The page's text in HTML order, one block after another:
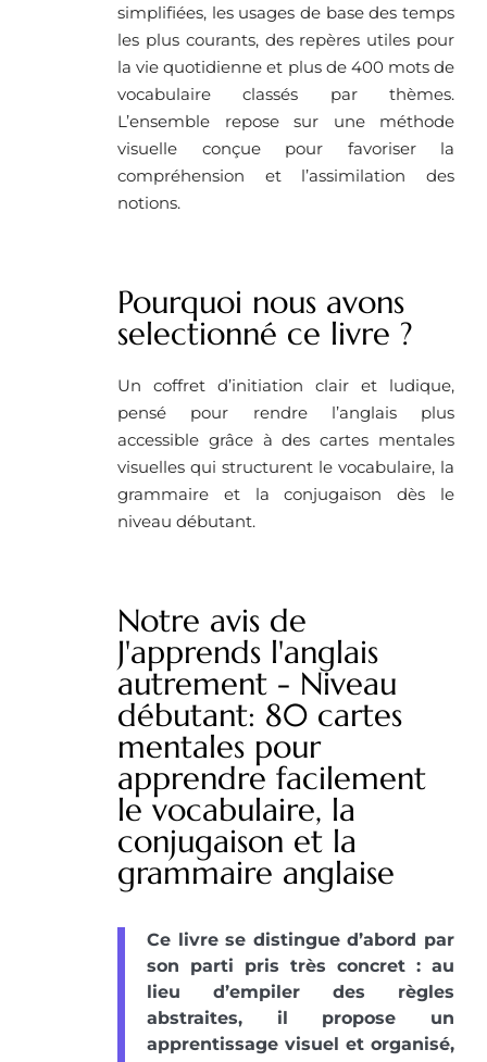
simplifiées, les usages de base des temps
les plus courants, des repères utiles pour
la vie quotidienne et plus de 400 mots de
vocabulaire classés par thèmes.
L’ensemble repose sur une méthode
visuelle conçue pour favoriser la
compréhension et l’assimilation des
notions.
Pourquoi nous avons
selectionné ce livre ?
Un coffret d’initiation clair et ludique,
pensé pour rendre l’anglais plus
accessible grâce à des cartes mentales
visuelles qui structurent le vocabulaire, la
grammaire et la conjugaison dès le
niveau débutant.
Notre avis de
J'apprends l'anglais
autrement - Niveau
débutant: 80 cartes
mentales pour
apprendre facilement
le vocabulaire, la
conjugaison et la
grammaire anglaise
Ce livre se distingue d’abord par
son parti pris très concret : au
lieu d’empiler des règles
abstraites, il propose un
apprentissage visuel et organisé,